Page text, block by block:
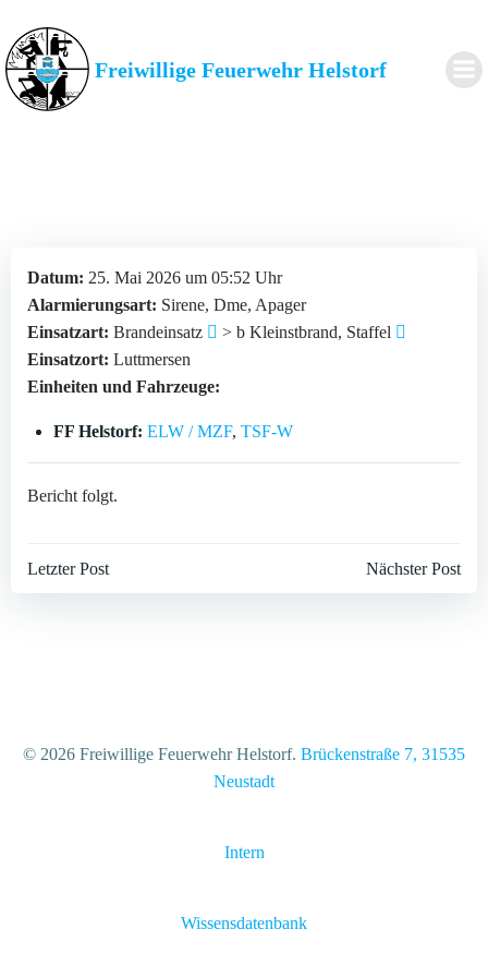
springen
Freiwillige Feuerwehr Helstorf
Datum: 25. Mai 2026 um 05:52 Uhr
Alarmierungsart: Sirene, Dme, Apager
Einsatzart: Brandeinsatz
> b Kleinstbrand, Staffel
Einsatzort: Luttmersen
Einheiten und Fahrzeuge:
FF Helstorf: ELW / MZF, TSF-W
Bericht folgt.
Beitragsnavigation
Letzter Post Nächster Post
© 2026 Freiwillige Feuerwehr Helstorf. Brückenstraße 7, 31535
Neustadt
Intern
Wissensdatenbank